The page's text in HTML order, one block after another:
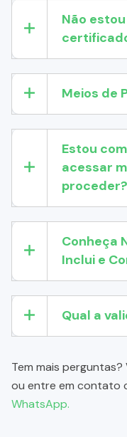
Não
Meios de
Estou
acessar
proceder?
Conheça
Inclui e
Qual a
Tem mais perguntas?
ou entre em contato
WhatsApp.